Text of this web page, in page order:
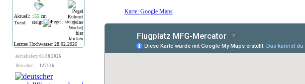
Aktuell: 155 cm
Trend:
steigt
Letztes Hochwasser28.02.2026
aktualisiert: 01.08.2026
Besucher:
127126
Karte: Google Maps